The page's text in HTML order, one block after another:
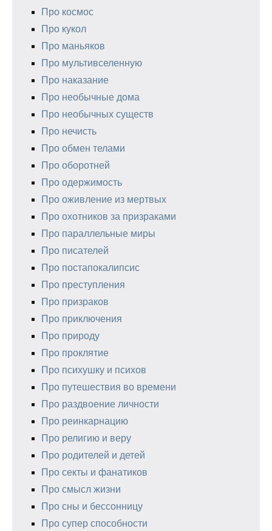
Про космос
Про кукол
Про маньяков
Про мультивселенную
Про наказание
Про необычные дома
Про необычных существ
Про нечисть
Про обмен телами
Про оборотней
Про одержимость
Про оживление из мертвых
Про охотников за призраками
Про параллельные миры
Про писателей
Про постапокалипсис
Про преступления
Про призраков
Про приключения
Про природу
Про проклятие
Про психушку и психов
Про путешествия во времени
Про раздвоение личности
Про реинкарнацию
Про религию и веру
Про родителей и детей
Про секты и фанатиков
Про смысл жизни
Про сны и бессонницу
Про супер способности